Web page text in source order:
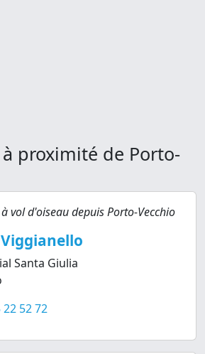
à proximité de Porto-
vol d'oiseau depuis Porto-Vecchio
Santa Giulia
22 52 72